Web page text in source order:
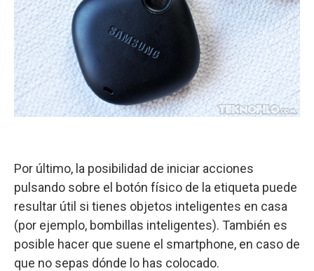
Por último, la posibilidad de iniciar acciones
pulsando sobre el botón físico de la etiqueta puede
resultar útil si tienes objetos inteligentes en casa
(por ejemplo, bombillas inteligentes). También es
posible hacer que suene el smartphone, en caso de
que no sepas dónde lo has colocado.